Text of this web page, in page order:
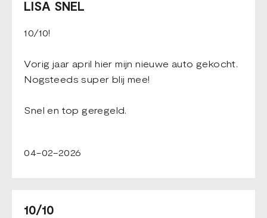
LISA SNEL
10/10!
Vorig jaar april hier mijn nieuwe auto gekocht.
Nogsteeds super blij mee!
Snel en top geregeld.
04-02-2026
10/10